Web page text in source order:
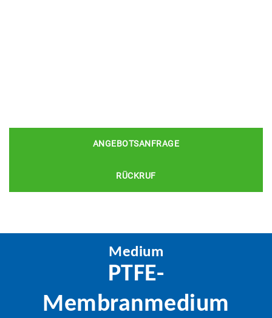
ANGEBOTSANFRAGE
RÜCKRUF
Medium
PTFE-
Membranmedium